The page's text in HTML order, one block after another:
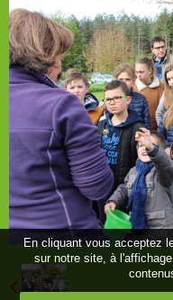
En cliquant vous acceptez
sur notre site, à